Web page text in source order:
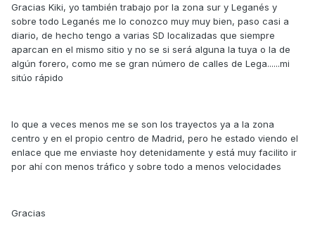
Gracias Kiki, yo también trabajo por la zona sur y Leganés y
sobre todo Leganés me lo conozco muy muy bien, paso casi a
diario, de hecho tengo a varias SD localizadas que siempre
aparcan en el mismo sitio y no se si será alguna la tuya o la de
algún forero, como me se gran número de calles de Lega......mi
sitúo rápido
lo que a veces menos me se son los trayectos ya a la zona
centro y en el propio centro de Madrid, pero he estado viendo el
enlace que me enviaste hoy detenidamente y está muy facilito ir
por ahí con menos tráfico y sobre todo a menos velocidades
Gracias